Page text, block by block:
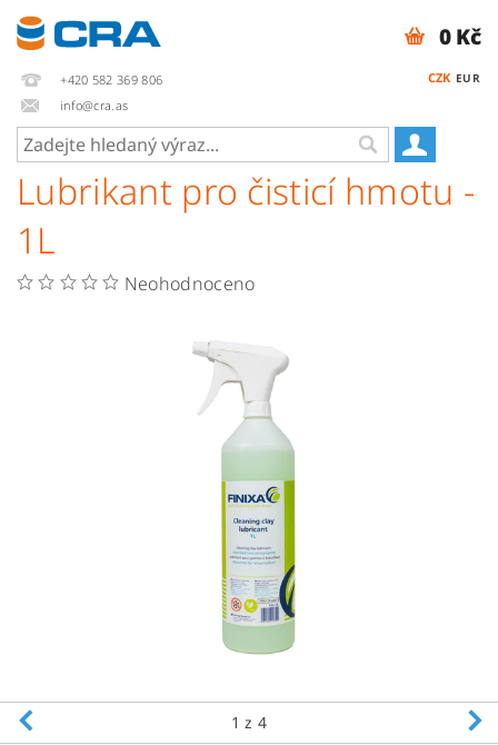
+420 582 369 806
info@cra.as
CZK EUR
0 Kč
Lubrikant pro čisticí hmotu -
1L
Neohodnoceno
1 z 4